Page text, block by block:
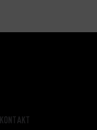
Kontakt